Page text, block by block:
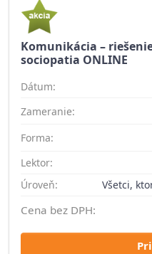
Komunikácia –
sociopatia ONLINE
Dátum:
Zameranie:
Forma:
Lektor:
Úroveň:
Všetci,
Cena bez DPH: